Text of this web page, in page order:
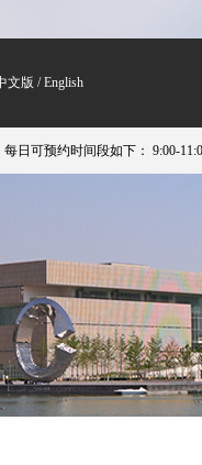
文版 /English
约时间段如下： 9:00-11:00；